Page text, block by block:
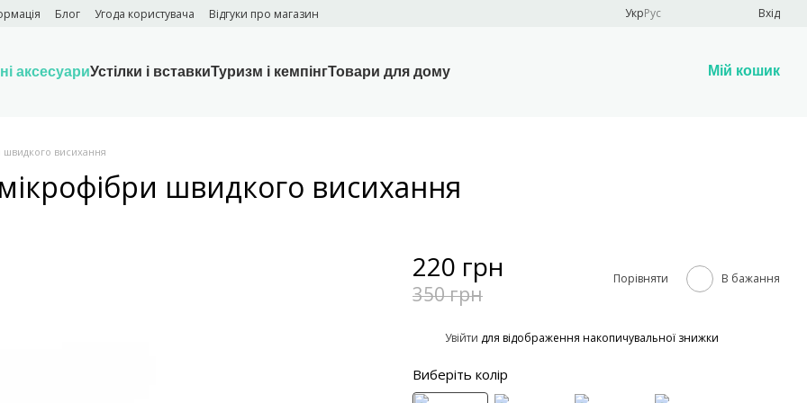
Блог Угода користувача Відгуки про магазин УкрРус Вхід
аксесуариУстілки і вставкиТуризм і кемпінгТовари для дому Мій кошик
висихання
швидкого висихання
220 грн
350 грн
Порівняти В бажання
Увійти для відображення накопичувальної знижки
Виберіть колір